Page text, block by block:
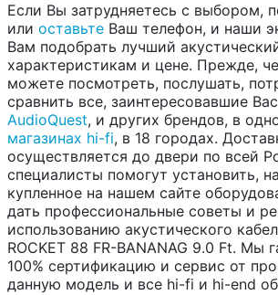
Если Вы затрудняетесь с выбором,
или оставьте Ваш телефон, и наши
Вам подобрать лучший
характеристикам и цене. Прежде,
можете посмотреть, послушать,
сравнить все, заинтересовавшие
AudioQuest, и других брендов, в
магазинах hi-fi, в 18 городах.
осуществляется до двери по всей
специалисты помогут установить,
купленное на нашем сайте
дать профессиональные советы и
использованию акустического
ROCKET 88 FR-BANANAG 9.0 Ft. Мы
100% сертификацию и сервис от
данную модель и все hi-fi и hi-end